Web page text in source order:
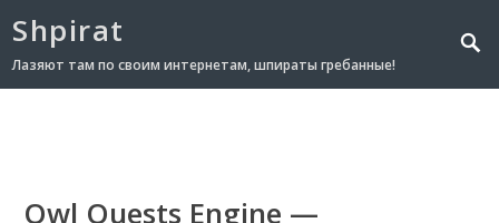
Shpirat
Лазяют там по своим интернетам, шпираты гребанные!
Owl Quests Engine —